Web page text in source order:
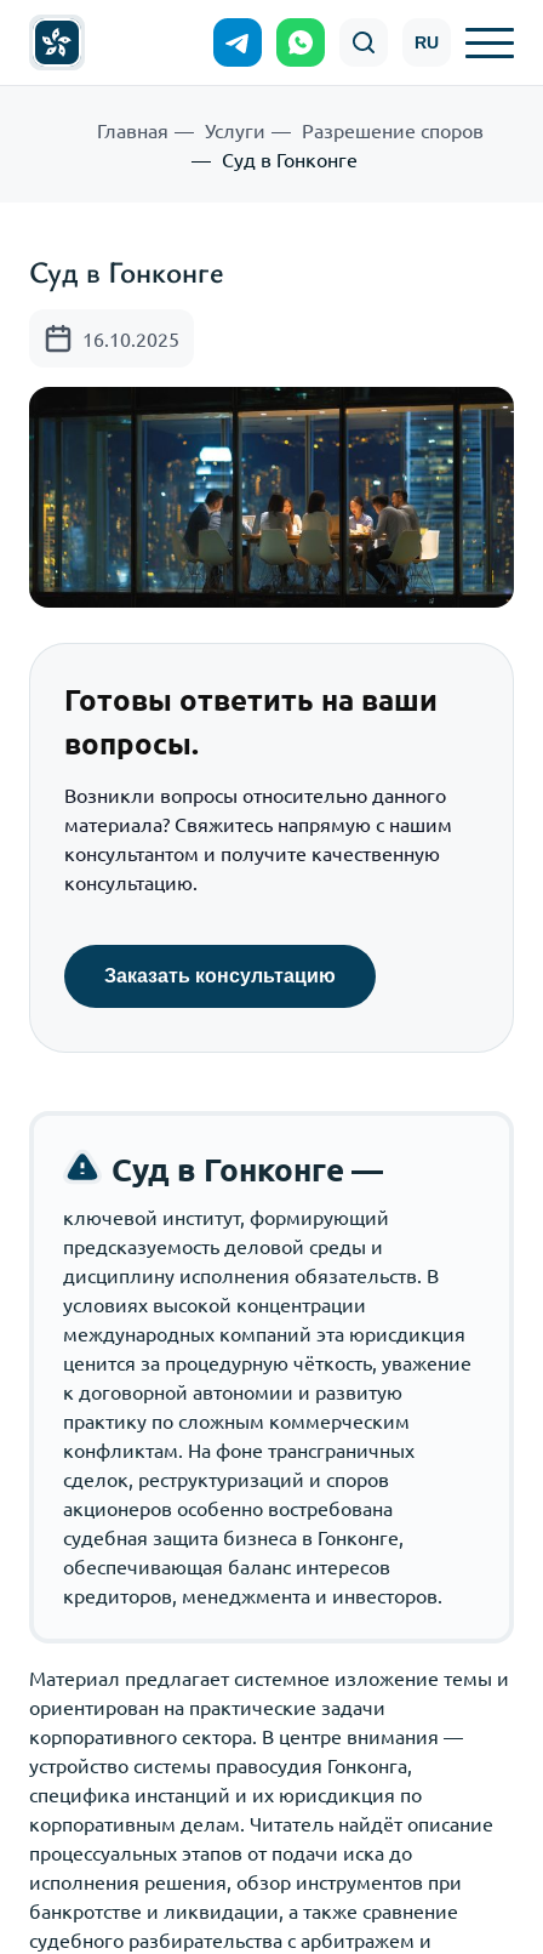
RU
Главная Услуги
Разрешение споров
Суд в Гонконге
Суд в Гонконге
16.10.2025
Готовы ответить на ваши
вопросы.
Возникли вопросы относительно данного
материала? Свяжитесь напрямую с нашим
консультантом и получите качественную
консультацию.
Заказать консультацию
Суд в Гонконге —
ключевой институт, формирующий
предсказуемость деловой среды и
дисциплину исполнения обязательств. В
условиях высокой концентрации
международных компаний эта юрисдикция
ценится за процедурную чёткость, уважение
к договорной автономии и развитую
практику по сложным коммерческим
конфликтам. На фоне трансграничных
сделок, реструктуризаций и споров
акционеров особенно востребована
судебная защита бизнеса в Гонконге,
обеспечивающая баланс интересов
кредиторов, менеджмента и инвесторов.
Материал предлагает системное изложение темы и
ориентирован на практические задачи
корпоративного сектора. В центре внимания —
устройство системы правосудия Гонконга,
специфика инстанций и их юрисдикция по
корпоративным делам. Читатель найдёт описание
процессуальных этапов от подачи иска до
исполнения решения, обзор инструментов при
банкротстве и ликвидации, а также сравнение
судебного разбирательства с арбитражем и